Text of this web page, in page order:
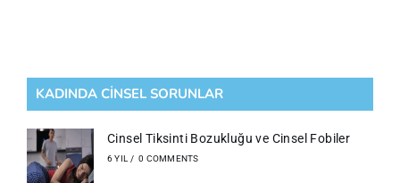
KADINDA CİNSEL SORUNLAR
Cinsel Tiksinti Bozukluğu ve Cinsel Fobiler
6 YIL / 0 COMMENTS